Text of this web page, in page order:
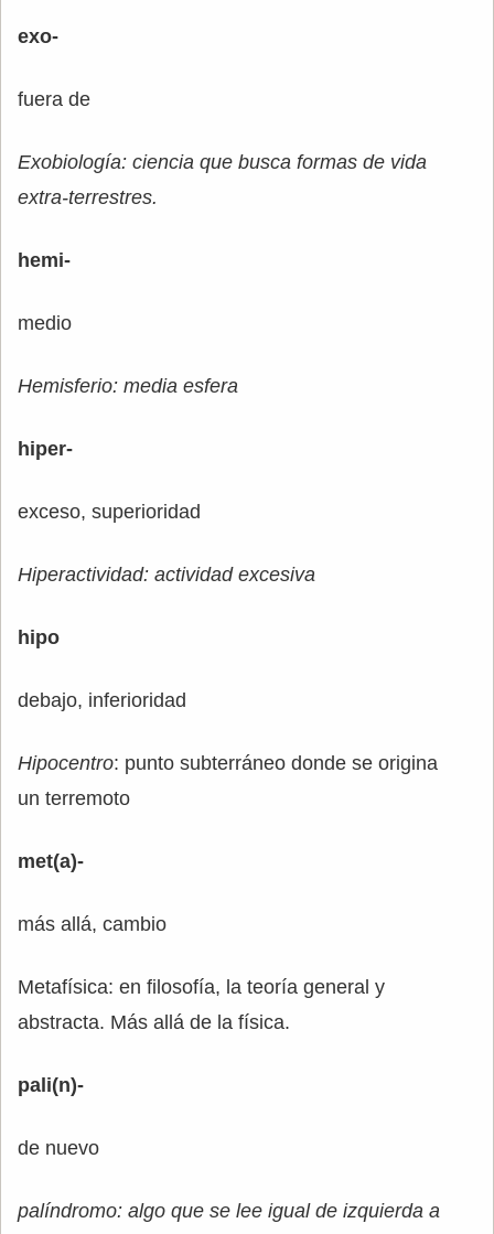
exo-
fuera de
Exobiología: ciencia que busca formas de vida
extra-terrestres.
hemi-
medio
Hemisferio: media esfera
hiper-
exceso, superioridad
Hiperactividad: actividad excesiva
hipo
debajo, inferioridad
Hipocentro: punto subterráneo donde se origina
un terremoto
met(a)-
más allá, cambio
Metafísica: en filosofía, la teoría general y
abstracta. Más allá de la física.
pali(n)-
de nuevo
palíndromo: algo que se lee igual de izquierda a